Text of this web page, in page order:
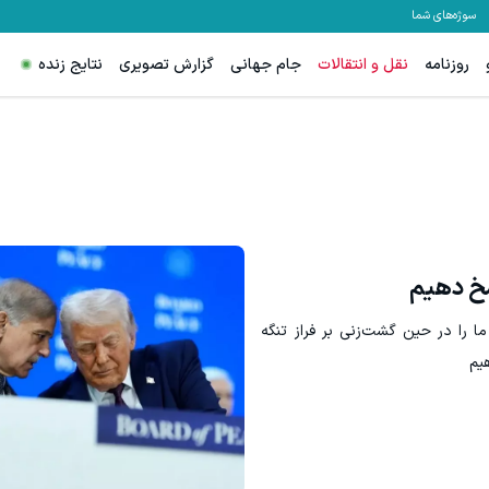
سوژه‌های شما
روزنامه نقل و انتقالات جام جهانی گزارش تصویری نتایج زنده
دهیم
را در حین گشت‌زنی بر فراز تنگه
ثبت نام کنید